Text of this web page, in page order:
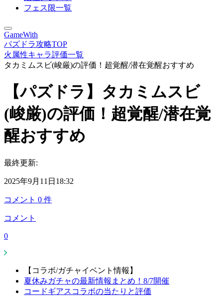
フェス限一覧
GameWith
パズドラ攻略TOP
火属性キャラ評価一覧
タカミムスビ(峻厳)の評価！超覚醒/潜在覚醒おすすめ
【パズドラ】タカミムスビ
(峻厳)の評価！超覚醒/潜在覚
醒おすすめ
最終更新:
2025年9月11日18:32
コメント 0 件
コメント
0
【コラボ/ガチャイベント情報】
夏休みガチャの最新情報まとめ！8/7開催
コードギアスコラボの当たりと評価